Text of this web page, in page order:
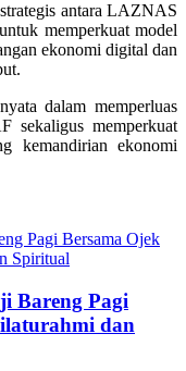
antara LAZNAS
memperkuat model
ekonomi digital dan
dalam memperluas
sekaligus memperkuat
kemandirian ekonomi
Bareng Pagi
dan